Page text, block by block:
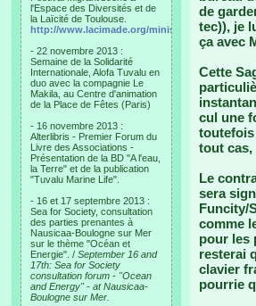
l'Espace des Diversités et de
la Laïcité de Toulouse.
http://www.lacimade.org/minisites/
- 22 novembre 2013 :
Semaine de la Solidarité
Internationale, Alofa Tuvalu en
duo avec la compagnie Le
Makila, au Centre d'animation
de la Place de Fêtes (Paris)
- 16 novembre 2013 :
Alterlibris - Premier Forum du
Livre des Associations -
Présentation de la BD "A l'eau,
la Terre" et de la publication
"Tuvalu Marine Life".
- 16 et 17 septembre 2013 :
Sea for Society, consultation
des parties prenantes à
Nausicaa-Boulogne sur Mer
sur le thème "Océan et
Energie". / September 16 and
17th: Sea for Society
consultation forum - "Ocean
and Energy" - at Nausicaa-
Boulogne sur Mer.
de
tec)), je
ça avec
Cette
cul une
tout cas,
Le
sera
Funcity/
comme
pour les
resterai
clavier
pourrie